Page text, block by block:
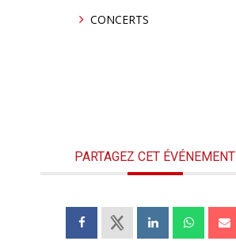
CONCERTS
PARTAGEZ CET ÉVÉNEMENT